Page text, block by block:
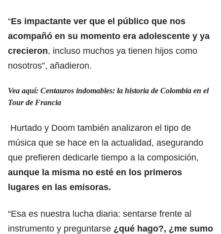
“Es impactante ver que el público que nos
acompañó en su momento era adolescente y ya
crecieron, incluso muchos ya tienen hijos como
nosotros”, añadieron.
Vea aquí: Centauros indomables: la historia de Colombia en el
Tour de Francia
Hurtado y Doom también analizaron el tipo de
música que se hace en la actualidad, asegurando
que prefieren dedicarle tiempo a la composición,
aunque la misma no esté en los primeros
lugares en las emisoras.
“Esa es nuestra lucha diaria: sentarse frente al
instrumento y preguntarse ¿qué hago?, ¿me sumo